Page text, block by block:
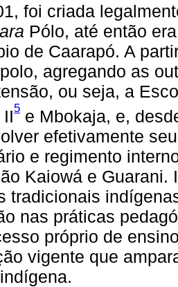
foi criada
Pólo, até então
de Caarapó. A
agregando as
ou seja, a
5 e Mbokaja, e,
efetivamente
e regimento
Kaiowá e Guarani.
tradicionais
nas práticas
próprio de
vigente que